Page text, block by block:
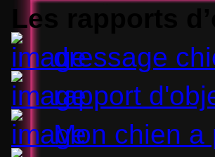
Les rapports
dressage
rapport
Mon chien a